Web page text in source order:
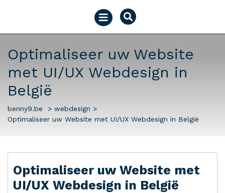
Menu
openen
Optimaliseer uw Website
met UI/UX Webdesign in
België
benny9.be > webdesign >
Optimaliseer uw Website met UI/UX Webdesign in België
Optimaliseer uw Website met
UI/UX Webdesign in België